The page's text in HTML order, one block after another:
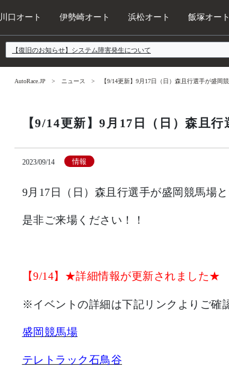
川口オート 伊勢崎オート 浜松オート 飯塚オート
【復旧のお知らせ】システム障害発生について
AutoRace.JP ニュース 【9/14更新】9月17日（日）森且行選手が盛岡
【9/14更新】9月17日（日）森且
2023/09/14 情報
9月17日（日）森且行選手が盛岡競馬場
是非ご来場ください！！
【9/14】★詳細情報が更新されました★
※イベントの詳細は下記リンクよりご確
盛岡競馬場
テレトラック石鳥谷